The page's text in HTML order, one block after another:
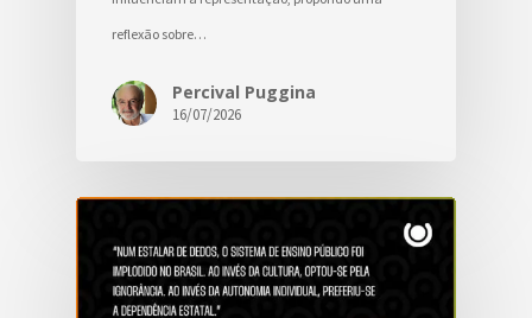
reflexão sobre…
Percival Puggina
16/07/2026